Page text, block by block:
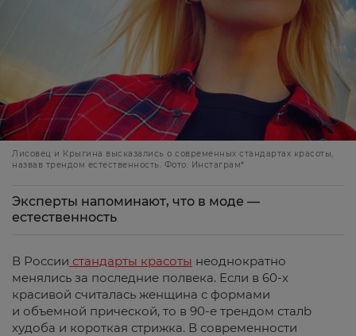
Лисовец и Крыгина высказались о современных стандартах красоты,
назвав трендом естественность. Фото: Инстаграм*
Эксперты напоминают, что в моде —
естественность
В России стандарты красоты неоднократно
менялись за последние полвека. Если в 60-х
красивой считалась женщина с формами
и объемной прической, то в 90-е трендом сталb
худоба и короткая стрижка. В современности